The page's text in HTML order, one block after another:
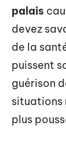
palais
devez
de la
puissent
guérison
situations
plus